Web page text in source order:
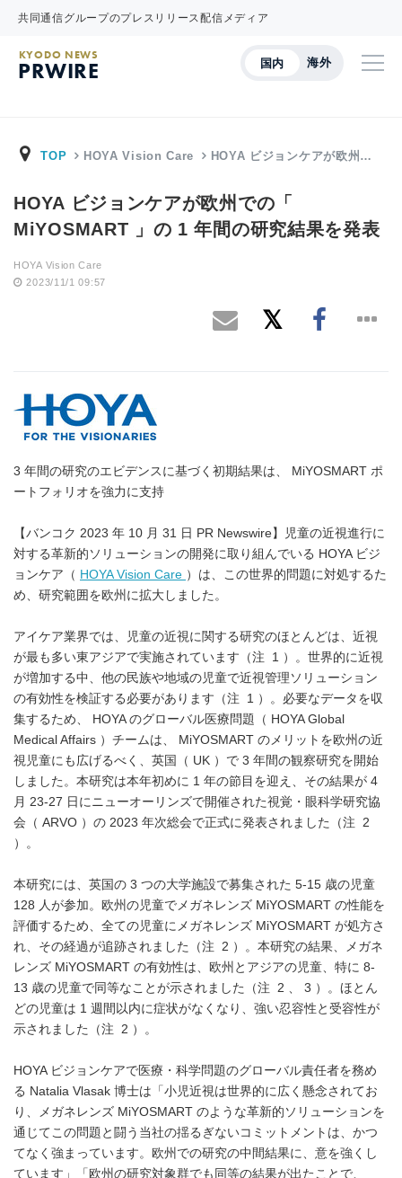
共同通信グループのプレスリリース配信メディア
国内 海外
KYODO NEWS
PRWIRE
TOP HOYA Vision Care HOYA ビジョンケアが欧州…
HOYA ビジョンケアが欧州での「
MiYOSMART 」の 1 年間の研究結果を発表
HOYA Vision Care
2023/11/1 09:57
3 年間の研究のエビデンスに基づく初期結果は、 MiYOSMART ポ
ートフォリオを強力に支持
【バンコク 2023 年 10 月 31 日 PR Newswire】児童の近視進行に
対する革新的ソリューションの開発に取り組んでいる HOYA ビジ
ョンケア（ HOYA Vision Care ）は、この世界的問題に対処するた
め、研究範囲を欧州に拡大しました。
アイケア業界では、児童の近視に関する研究のほとんどは、近視
が最も多い東アジアで実施されています（注 1 ）。世界的に近視
が増加する中、他の民族や地域の児童で近視管理ソリューション
の有効性を検証する必要があります（注 1 ）。必要なデータを収
集するため、 HOYA のグローバル医療問題（ HOYA Global
Medical Affairs ）チームは、 MiYOSMART のメリットを欧州の近
視児童にも広げるべく、英国（ UK ）で 3 年間の観察研究を開始
しました。本研究は本年初めに 1 年の節目を迎え、その結果が 4
月 23-27 日にニューオーリンズで開催された視覚・眼科学研究協
会（ ARVO ）の 2023 年次総会で正式に発表されました（注 2
）。
本研究には、英国の 3 つの大学施設で募集された 5-15 歳の児童
128 人が参加。欧州の児童でメガネレンズ MiYOSMART の性能を
評価するため、全ての児童にメガネレンズ MiYOSMART が処方さ
れ、その経過が追跡されました（注 2 ）。本研究の結果、メガネ
レンズ MiYOSMART の有効性は、欧州とアジアの児童、特に 8-
13 歳の児童で同等なことが示されました（注 2 、 3 ）。ほとん
どの児童は 1 週間以内に症状がなくなり、強い忍容性と受容性が
示されました（注 2 ）。
HOYA ビジョンケアで医療・科学問題のグローバル責任者を務め
る Natalia Vlasak 博士は「小児近視は世界的に広く懸念されてお
り、メガネレンズ MiYOSMART のような革新的ソリューションを
通じてこの問題と闘う当社の揺るぎないコミットメントは、かつ
てなく強まっています。欧州での研究の中間結果に、意を強くし
ています」「欧州の研究対象群でも同等の結果が出たことで、